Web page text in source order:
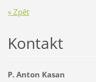
« Zpět
Kontakt
P. Anton Kasan